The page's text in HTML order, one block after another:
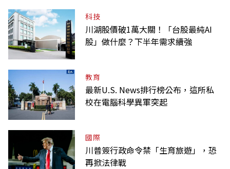
科技
川湖股價破1萬大關！「台股最純AI
股」做什麼？下半年需求續強
教育
最新U.S. News排行榜公布，這所私
校在電腦科學異軍突起
國際
川普簽行政命令禁「生育旅遊」，恐
再掀法律戰